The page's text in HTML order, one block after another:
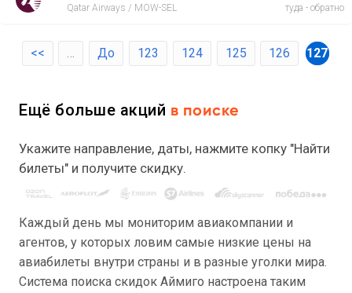
Qatar Airways / MOW-SEL туда - обратно
<< … До 123 124 125 126 127
Ещё больше акций в поиске
Укажите направление, даты, нажмите копку "Найти
билеты" и получите скидку.
Каждый день мы мониторим авиакомпании и
агентов, у которых ловим самые низкие цены на
авиабилеты внутри страны и в разные уголки мира.
Система поиска скидок Аймиго настроена таким